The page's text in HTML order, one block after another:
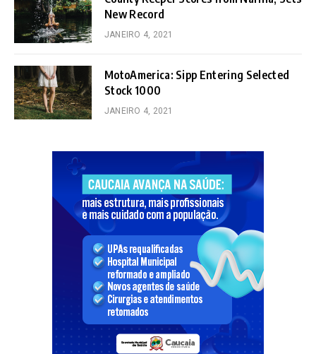
New Record
JANEIRO 4, 2021
MotoAmerica: Sipp Entering Selected
Stock 1000
JANEIRO 4, 2021